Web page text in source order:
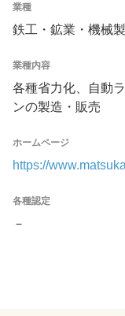
業種
鉄工・鉱業・機械
業種内容
各種省力化、自動
ンの製造・販売
ホームページ
https://
各種認定
－